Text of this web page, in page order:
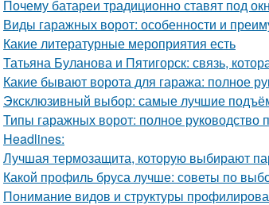
Почему батареи традиционно ставят под
Виды гаражных ворот: особенности и
Какие литературные мероприятия есть
Татьяна Буланова и Пятигорск: связь,
Какие бывают ворота для гаража: полное
Эксклюзивный выбор: самые лучшие
Типы гаражных ворот: полное руководство
Headlines:
Лучшая термозащита, которую выбирают
Какой профиль бруса лучше: советы по
Понимание видов и структуры